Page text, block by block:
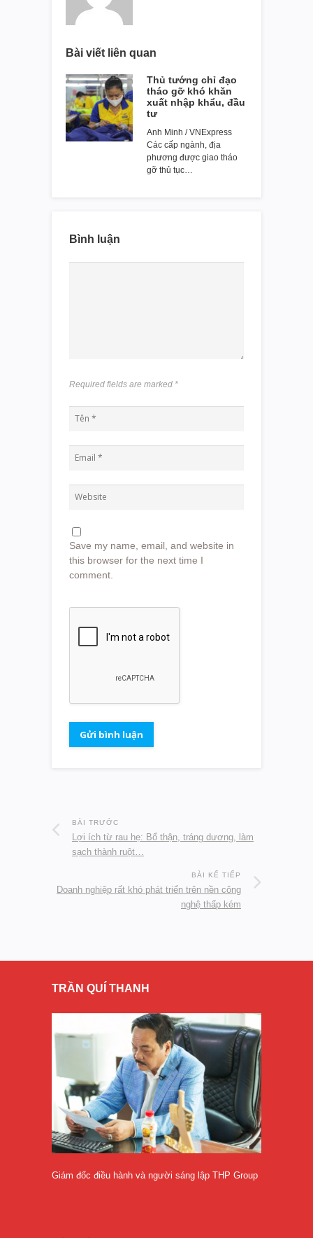
Bài viết liên quan
Thủ tướng chỉ đạo
tháo gỡ khó khăn
xuất nhập khẩu, đầu
tư
Anh Minh / VNExpress
Các cấp ngành, địa
phương được giao tháo
gỡ thủ tục…
Bình luận
Required fields are marked *
Save my name, email, and website in
this browser for the next time I
comment.
BÀI TRƯỚC
Lợi ích từ rau hẹ: Bổ thận, tráng dương, làm
sạch thành ruột…
BÀI KẾ TIẾP
Doanh nghiệp rất khó phát triển trên nền công
nghệ thấp kém
TRẦN QUÍ THANH
Giám đốc điều hành và người sáng lập THP Group